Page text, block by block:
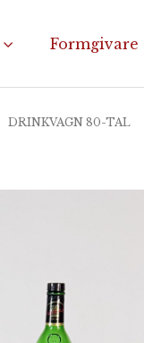
Formgivare
DRINKVAGN 80-TAL